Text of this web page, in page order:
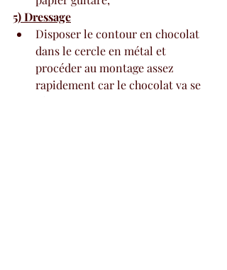
5) Dressage
Disposer le contour en chocolat
dans le cercle en métal et
procéder au montage assez
rapidement car le chocolat va se